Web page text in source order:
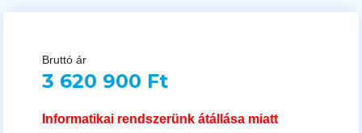
Bruttó ár
3 620 900 Ft
Informatikai rendszerünk átállása miatt